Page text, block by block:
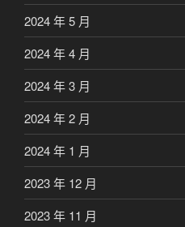
2024 年 5 月
2024 年 4 月
2024 年 3 月
2024 年 2 月
2024 年 1 月
2023 年 12 月
2023 年 11 月